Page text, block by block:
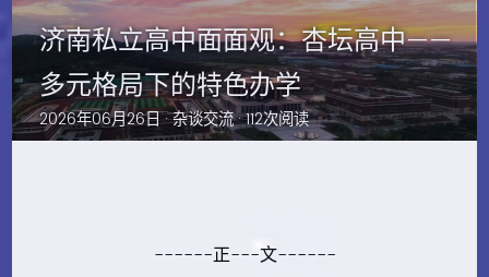
济南私立高中面面观：杏坛高中——
多元格局下的特色办学
2026年06月26日 ·杂谈交流· 112次阅读
------正---文------